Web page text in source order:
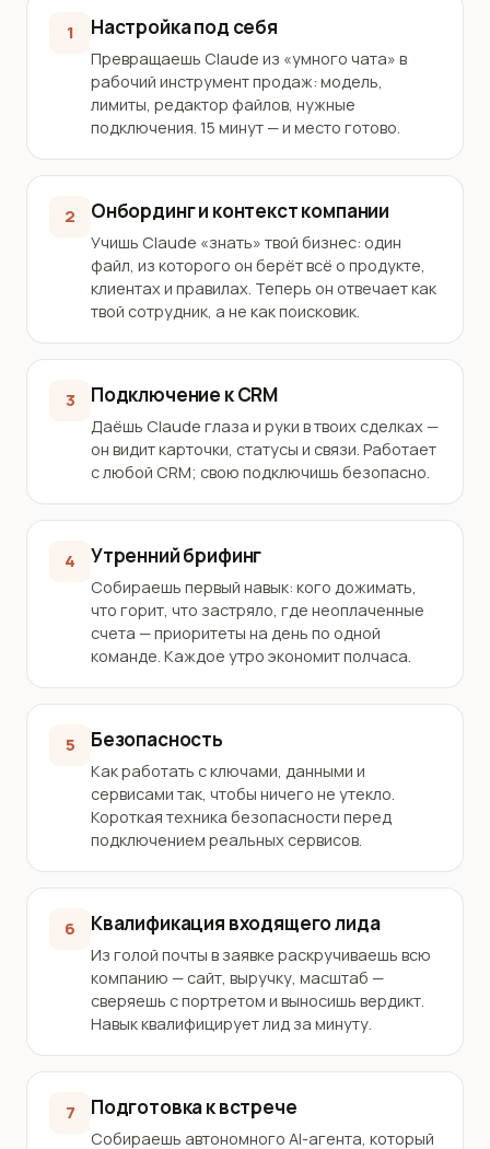
1 Настройка под себя
Превращаешь Claude из «умного чата» в
рабочий инструмент продаж: модель,
лимиты, редактор файлов, нужные
подключения. 15 минут — и место готово.
2 Онбординг и контекст компании
Учишь Claude «знать» твой бизнес: один
файл, из которого он берёт всё о продукте,
клиентах и правилах. Теперь он отвечает как
твой сотрудник, а не как поисковик.
3 Подключение к CRM
Даёшь Claude глаза и руки в твоих сделках —
он видит карточки, статусы и связи. Работает
с любой CRM; свою подключишь безопасно.
4 Утренний брифинг
Собираешь первый навык: кого дожимать,
что горит, что застряло, где неоплаченные
счета — приоритеты на день по одной
команде. Каждое утро экономит полчаса.
5 Безопасность
Как работать с ключами, данными и
сервисами так, чтобы ничего не утекло.
Короткая техника безопасности перед
подключением реальных сервисов.
6 Квалификация входящего лида
Из голой почты в заявке раскручиваешь всю
компанию — сайт, выручку, масштаб —
сверяешь с портретом и выносишь вердикт.
Навык квалифицирует лид за минуту.
7 Подготовка к встрече
Собираешь автономного AI-агента, который